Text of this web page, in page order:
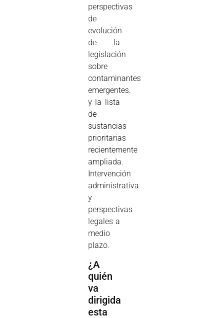
perspectivas
de
evolución
de la
legislación
sobre
contaminantes
emergentes.
y la lista
de
sustancias
prioritarias
recientemente
ampliada.
Intervención
administrativa
y
perspectivas
legales a
medio
plazo.
¿A
quién
va
dirigida
esta